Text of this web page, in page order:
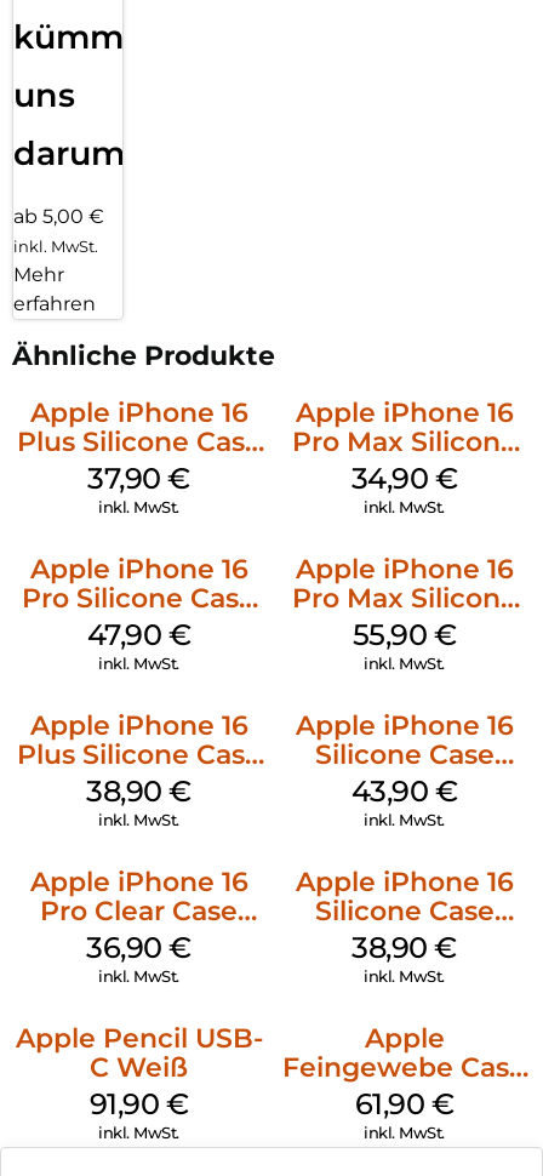
kümmern
uns
darum!
ab 5,00 €
inkl. MwSt.
Mehr
erfahren
Ähnliche Produkte
Apple iPhone 16
Plus Silicone Case
MagSafe Lake
Green
37,90€
inkl. MwSt.
Apple iPhone 16
Pro Max Silicone
Case MagSafe
Denim
34,90 €
inkl. MwSt.
Apple iPhone 16
Pro Silicone Case
MagSafe Denim
47,90 €
inkl. MwSt.
Apple iPhone 16
Pro Max Silicone
Case MagSafe
Stone Gray
55,90 €
inkl. MwSt.
Apple iPhone 16
Plus Silicone Case
MagSafe Denim
38,90€
inkl. MwSt.
Apple iPhone 16
Silicone Case
MagSafe Plum
43,90 €
inkl. MwSt.
Apple iPhone 16
Pro Clear Case
MagSafe
Transparent
36,90€
inkl. MwSt.
Apple iPhone 16
Silicone Case
MagSafe
Ultramarine
38,90€
inkl. MwSt.
Apple Pencil USB-
C Weiß
91,90 €
inkl. MwSt.
Apple
Feingewebe Case
iPhone 15 Pro
MagSafe Schwarz
61,90 €
inkl. MwSt.